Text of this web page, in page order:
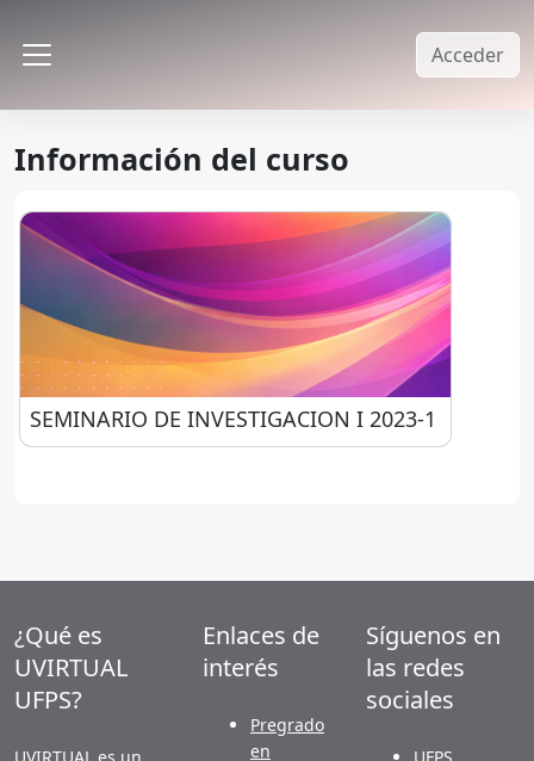
Acceder
Información del curso
SEMINARIO DE INVESTIGACION I 2023-1
SEMINARIO DE INVESTIGACION I 2023-1
¿Qué es
UVIRTUAL
UFPS?
Enlaces de
interés
Pregrado
en
Síguenos en
las redes
sociales